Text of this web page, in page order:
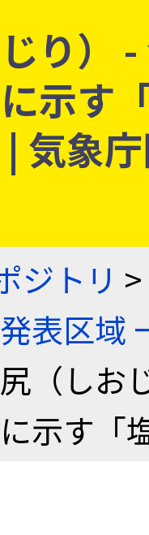
り）
示す
気象
ジトリ >
発表区域
（しお
示す「